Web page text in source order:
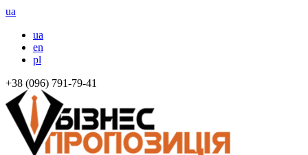
ua
ua
en
pl
+38 (096) 791-79-41